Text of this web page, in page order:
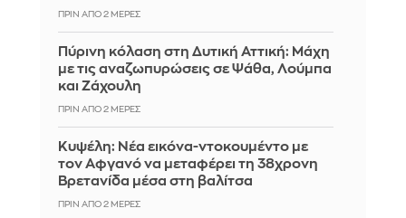
ΠΡΙΝ ΑΠΌ 2 ΜΈΡΕΣ
Πύρινη κόλαση στη Δυτική Αττική: Μάχη
με τις αναζωπυρώσεις σε Ψάθα, Λούμπα
και Ζάχουλη
ΠΡΙΝ ΑΠΌ 2 ΜΈΡΕΣ
Κυψέλη: Νέα εικόνα-ντοκουμέντο με
τον Αφγανό να μεταφέρει τη 38χρονη
Βρετανίδα μέσα στη βαλίτσα
ΠΡΙΝ ΑΠΌ 2 ΜΈΡΕΣ